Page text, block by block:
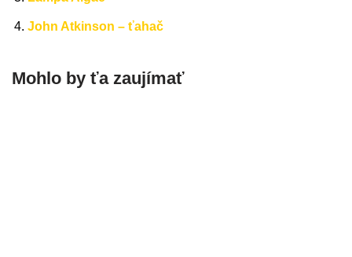
John Atkinson – ťahač
Mohlo by ťa zaujímať